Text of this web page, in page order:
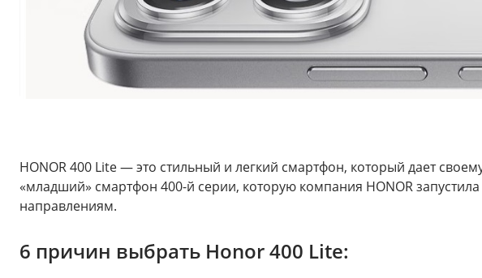
HONOR 400 Lite — это стильный и легкий смартфон, который дает
«младший» смартфон 400-й серии, которую компания HONOR
направлениям.
6 причин выбрать Honor 400 Lite: